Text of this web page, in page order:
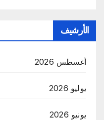
الأرشيف
أغسطس 2026
يوليو 2026
يونيو 2026